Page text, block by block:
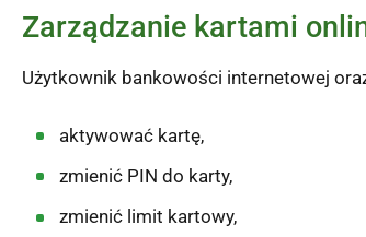
Zarządzanie kartami
Użytkownik bankowości internetowej
aktywować kartę,
zmienić PIN do karty,
zmienić limit kartowy,